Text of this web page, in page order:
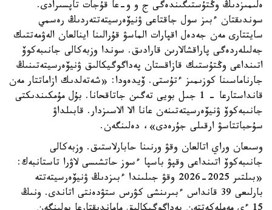
ەلىمىزدىڭ وڭتۇستىگىندەگى ج و و-عا قۇجات تاپسىرادى.
سوندىقتان ءبىز سول جاقتاعى ۋنيۆەرسيتەتتەردىڭ رەسمي
سايتتارى مەن جەدەل اقپارات الماسۋ قۇرالىنا اينالعان الەۋمەتتىك
جەلىلەردەگى پاراقشالارىن قارادىق. سوندا وزبەكالى جانىبەكوۆ
اتىنداعى وڭتۇستىك قازاقستان پەداگوگيكالىق ۋنيۆەرسيتەتىنىڭ
جارناماسىنا كوزىمىز ءتۇستى. ۆيدەودا: «شەتەلدىك ازاماتتار مەن
قانداستارعا - 1 جىل بويى تەگىن جاتاقحانا. بۇل مۇمكىندىكتى
جانىبەكوۆ ۋنيۆەرسيتەتىنەن عانا الا الاسىزدار. قابىلداۋ
سۇحباتتاسۋ ارقىلى جۇرەدى»، دەلىنگەن.
وسىعان وراي اتالعان وقۋ ورنىنا حابارلاستىق. وزبەكالى
جانىبەكوۆ اتىنداعى وقپۋ باسپا ءسوز حاتشىسى لاۋرا تاستانبەك:
«بىلتىر 2025-2026 وقۋ جىلىندا ءبىزدىڭ ۋنيۆەرسيتەتتە
بارلىعى 39 قانداس ءبىرىنشى كۋرس ستۋدەنتى اتاندى. ونىڭ